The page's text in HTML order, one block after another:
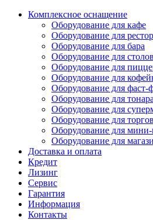
Комплексное оснащение
Оборудование для кафе
Оборудование для
Оборудование для бара
Оборудование для
Оборудование для
Оборудование для
Оборудование для фаст-
Оборудование для тонара
Оборудование для
Оборудование для
Оборудование для
Оборудование для
Доставка и оплата
Кредит
Лизинг
Сервис
Гарантия
Информация
Контакты